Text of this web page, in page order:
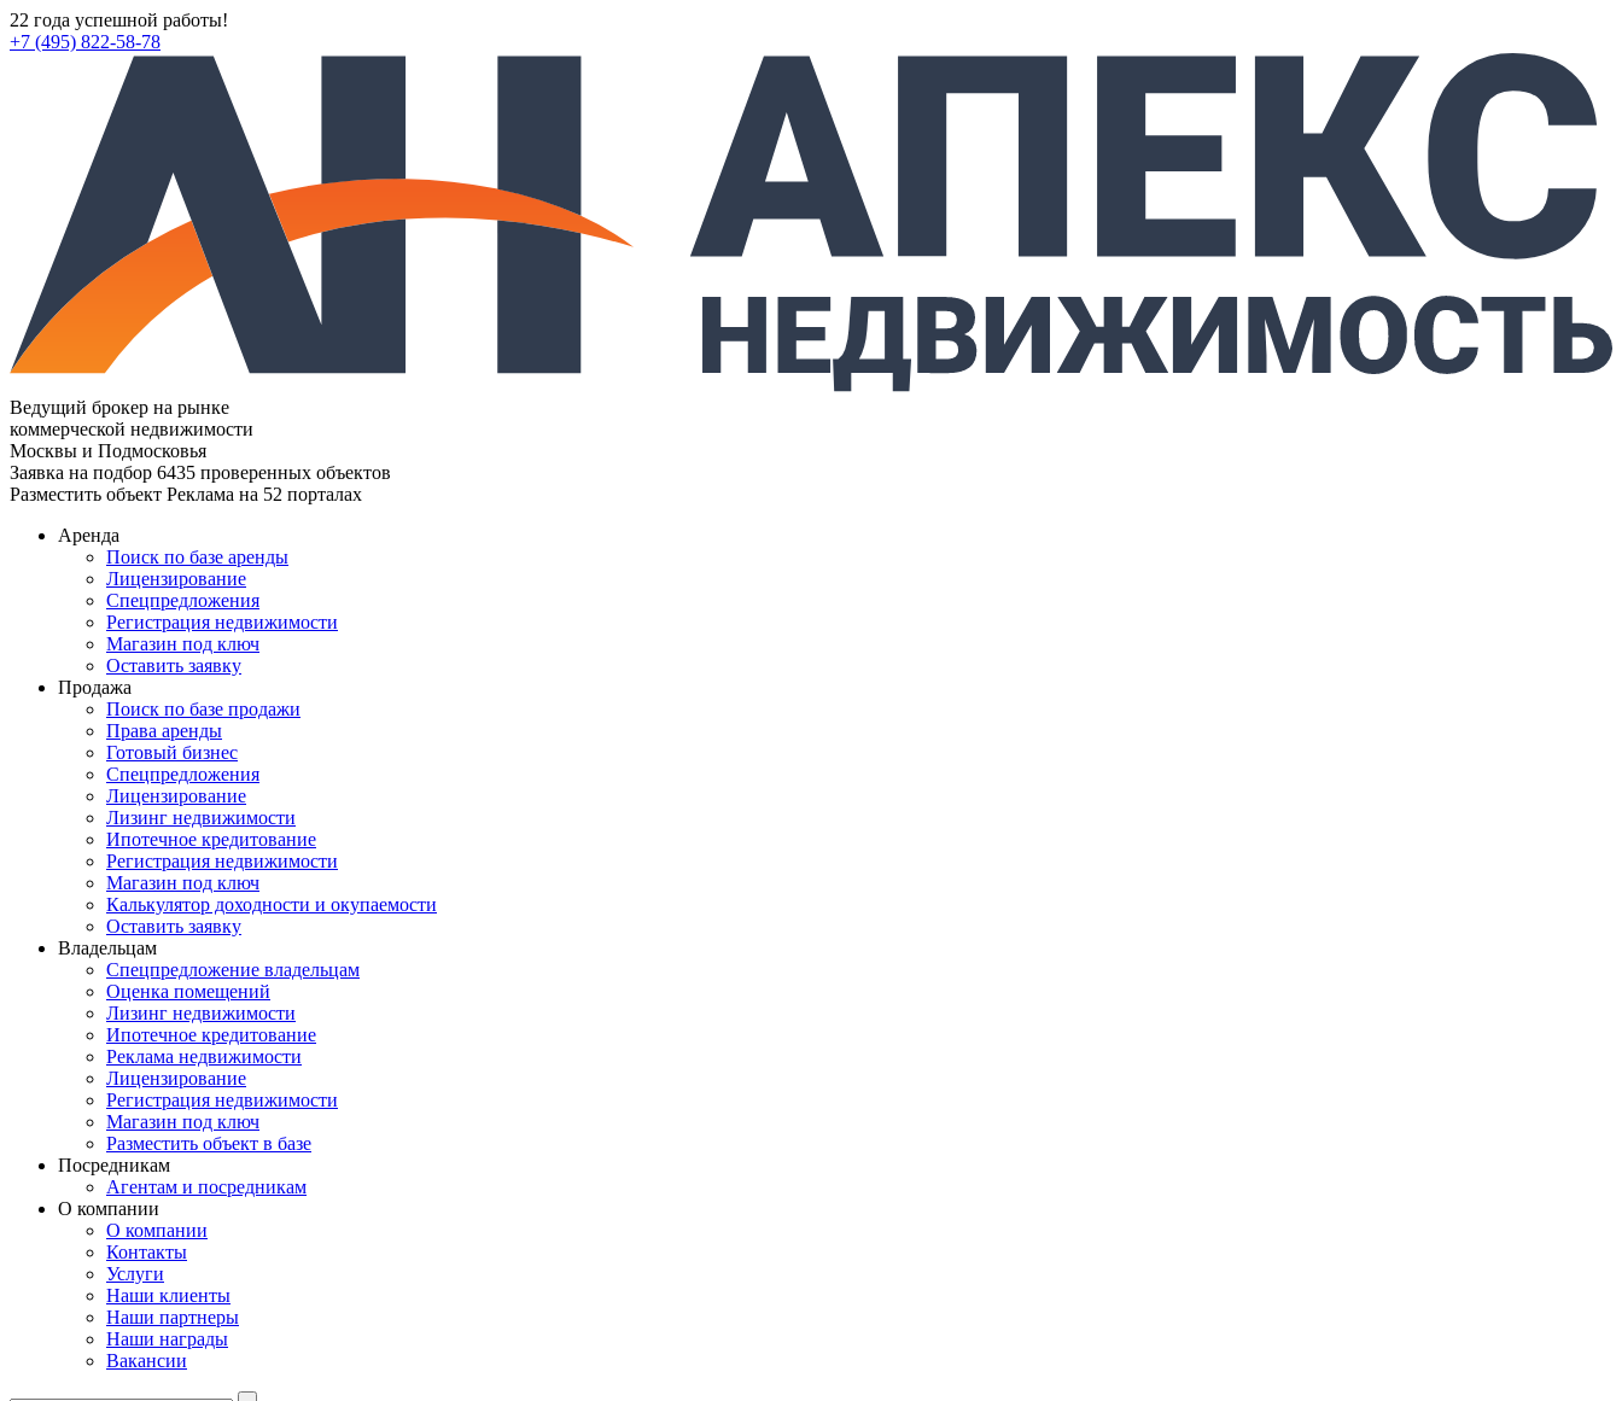
22 года успешной работы!
+7 (495) 822-58-78
Ведущий брокер на рынке
коммерческой недвижимости
Москвы и Подмосковья
Заявка на подбор 6435 проверенных объектов
Разместить объект Реклама на 52 порталах
Аренда
Поиск по базе аренды
Лицензирование
Спецпредложения
Регистрация недвижимости
Магазин под ключ
Оставить заявку
Продажа
Поиск по базе продажи
Права аренды
Готовый бизнес
Спецпредложения
Лицензирование
Лизинг недвижимости
Ипотечное кредитование
Регистрация недвижимости
Магазин под ключ
Калькулятор доходности и окупаемости
Оставить заявку
Владельцам
Спецпредложение владельцам
Оценка помещений
Лизинг недвижимости
Ипотечное кредитование
Реклама недвижимости
Лицензирование
Регистрация недвижимости
Магазин под ключ
Разместить объект в базе
Посредникам
Агентам и посредникам
О компании
О компании
Контакты
Услуги
Наши клиенты
Наши партнеры
Наши награды
Вакансии